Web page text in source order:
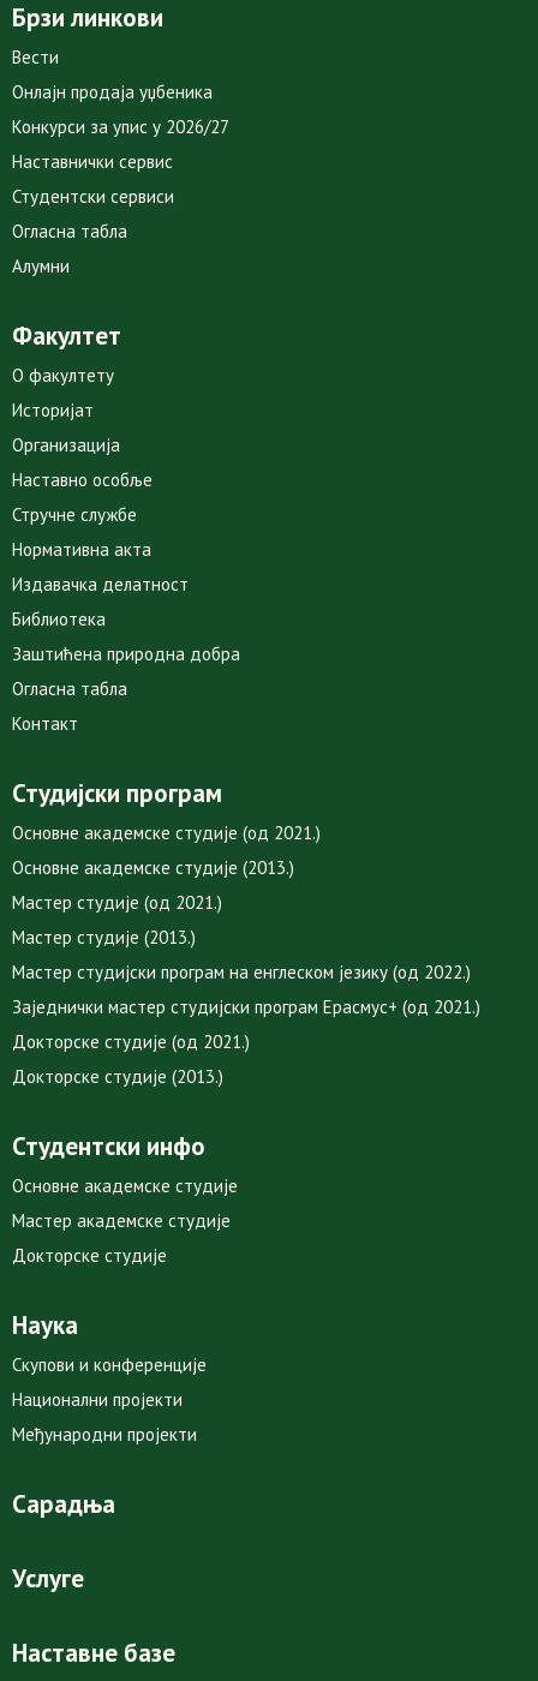
Брзи линкови
Вести
Онлајн продаја уџбеника
Конкурси за упис у 2026/27
Наставнички сервис
Студентски сервиси
Огласна табла
Алумни
Факултет
О факултету
Историјат
Организација
Наставно особље
Стручне службе
Нормативна акта
Издавачка делатност
Библиотека
Заштићена природна добра
Огласна табла
Контакт
Студијски програм
Основне академске студије (од 2021.)
Основне академске студије (2013.)
Мастер студије (од 2021.)
Мастер студије (2013.)
Мастер студијски програм на енглеском језику (од 2022.)
Заједнички мастер студијски програм Ерасмус+ (од 2021.)
Докторске студије (од 2021.)
Докторске студије (2013.)
Студентски инфо
Основне академске студије
Мастер академске студије
Докторске студије
Наука
Скупови и конференције
Национални пројекти
Међународни пројекти
Сарадња
Услуге
Наставне базе